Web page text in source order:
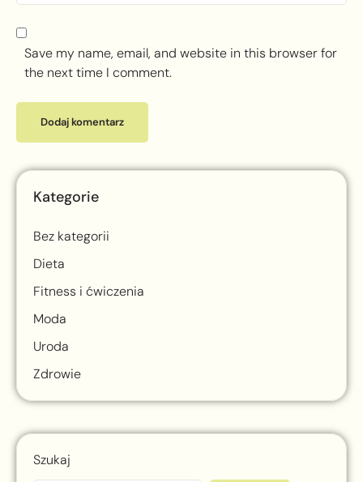
Save my name, email, and website in this browser for
the next time I comment.
Kategorie
Bez kategorii
Dieta
Fitness i ćwiczenia
Moda
Uroda
Zdrowie
Szukaj